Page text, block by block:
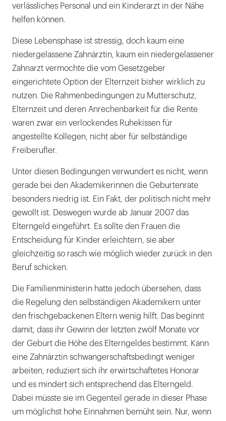
verlässliches Personal und ein Kinderarzt in der Nähe
helfen können.
Diese Lebensphase ist stressig, doch kaum eine
niedergelassene Zahnärztin, kaum ein niedergelassener
Zahnarzt vermochte die vom Gesetzgeber
eingerichtete Option der Elternzeit bisher wirklich zu
nutzen. Die Rahmenbedingungen zu Mutterschutz,
Elternzeit und deren Anrechenbarkeit für die Rente
waren zwar ein verlockendes Ruhekissen für
angestellte Kollegen, nicht aber für selbständige
Freiberufler.
Unter diesen Bedingungen verwundert es nicht, wenn
gerade bei den Akademikerinnen die Geburtenrate
besonders niedrig ist. Ein Fakt, der politisch nicht mehr
gewollt ist. Deswegen wurde ab Januar 2007 das
Elterngeld eingeführt. Es sollte den Frauen die
Entscheidung für Kinder erleichtern, sie aber
gleichzeitig so rasch wie möglich wieder zurück in den
Beruf schicken.
Die Familienministerin hatte jedoch übersehen, dass
die Regelung den selbständigen Akademikern unter
den frischgebackenen Eltern wenig hilft. Das beginnt
damit, dass ihr Gewinn der letzten zwölf Monate vor
der Geburt die Höhe des Elterngeldes bestimmt. Kann
eine Zahnärztin schwangerschaftsbedingt weniger
arbeiten, reduziert sich ihr erwirtschaftetes Honorar
und es mindert sich entsprechend das Elterngeld.
Dabei müsste sie im Gegenteil gerade in dieser Phase
um möglichst hohe Einnahmen bemüht sein. Nur, wenn